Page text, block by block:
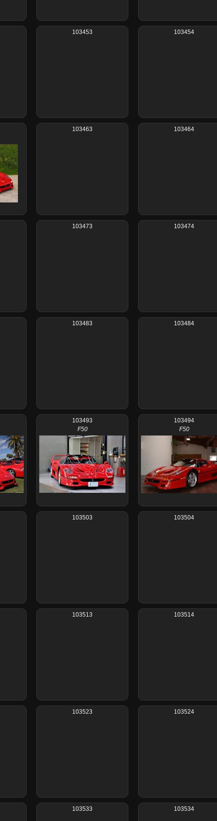
103453 103454
103463 103464
103473 103474
103483 103484
103493
F50
103494
F50
103503 103504
103513 103514
103523 103524
103533 103534